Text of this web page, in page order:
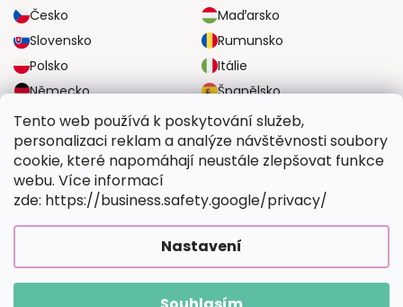
Tento web používá k poskytování služeb,
personalizaci reklam a analýze návštěvnosti soubory
cookie, které napomáhají neustále zlepšovat funkce
webu. Více informací
zde: https://business.safety.google/privacy/
Nastavení
Česko
Maďarsko
Slovensko
Rumunsko
Polsko
Itálie
Německo
Španělsko
Velká Británie
Rakousko
SPOLEHLIVÉ MOŽNOSTI DOPRAVY
BEZPEČNÉ MOŽNOSTI PLATBY
Vymalujsisam.cz. Všechna práva vyhrazena.